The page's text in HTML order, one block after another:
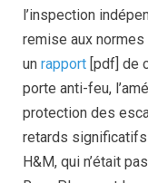
l’inspection
remise aux
un rapport [pdf] de
porte anti-feu,
protection des
retards
H&M, qui n’était